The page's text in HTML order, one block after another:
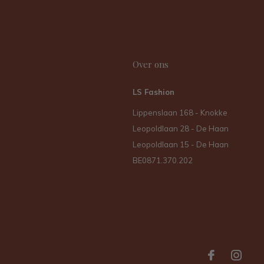
Over ons
LS Fashion
Lippenslaan 168 - Knokke
Leopoldlaan 28 - De Haan
Leopoldlaan 15 - De Haan
BE0871.370.202